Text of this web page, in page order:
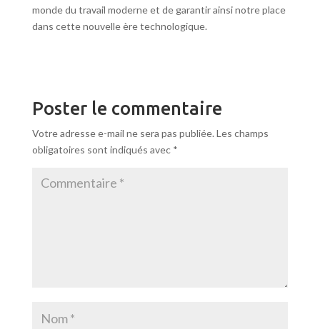
monde du travail moderne et de garantir ainsi notre place
dans cette nouvelle ère technologique.
Poster le commentaire
Votre adresse e-mail ne sera pas publiée. Les champs
obligatoires sont indiqués avec *